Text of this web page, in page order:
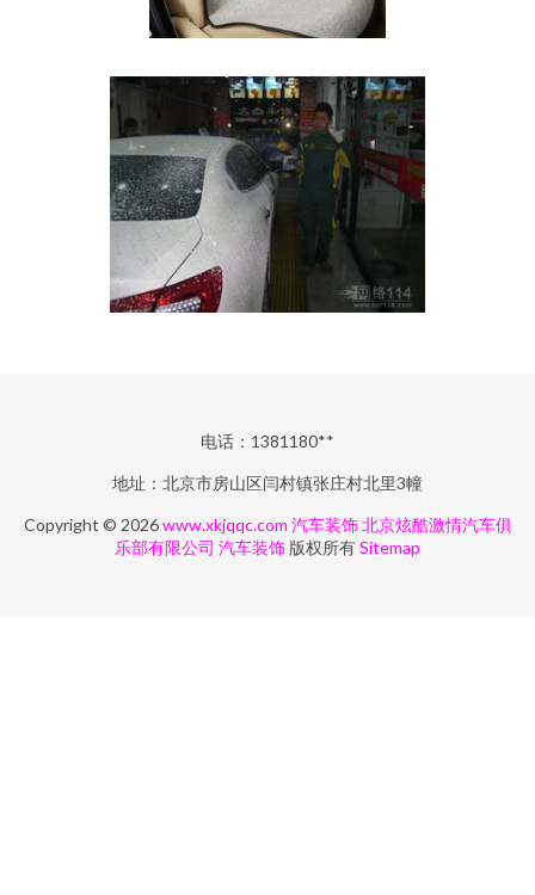
电话：1381180**
地址：北京市房山区闫村镇张庄村北里3幢
Copyright © 2026www.xkjqqc.com 汽车装饰 北京炫酷激情汽车俱
乐部有限公司 汽车装饰 版权所有Sitemap